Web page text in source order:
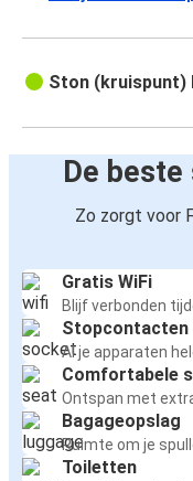
Ston (kruispunt)
De
Zo zorgt voor
Gratis WiFi
Blijf verbonden
Stopcontacten
Al je apparaten
Comfortabele
Ontspan met
Bagageopslag
Ruimte om je
Toiletten